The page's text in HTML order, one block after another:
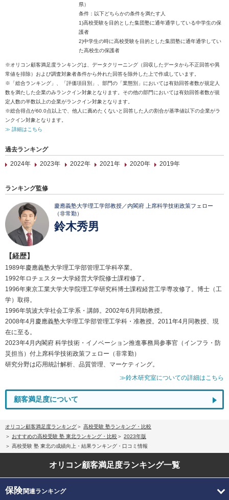
県）
条件：以下どちらかの条件を満たす人
1)高校受験を目的とした集団塾に通年通学している中学生の保
護者
2)中学生の時に高校受験を目的とした集団塾に通年通学してい
た高校生の保護者
※オリコン顧客満足度ランキングは、データクリーニング（回収したデータから不正回答や異
常値を排除）および調査対象者条件から外れた回答を除外した上で作成しています。
※「総合ランキング」、「評価項目別」、部門の「業態別」においては有効回答者数が規定人
数を満たした企業のみランクイン対象となります。その他の部門においては有効回答者数が規
定人数の半数以上の企業がランクイン対象となります。
※総合得点が60.0点以上で、他人に薦めたくないと回答した人の割合が基準値以下の企業がラ
ンクイン対象となります。
≫ 詳細はこちら
過去ランキング
2024年
2023年 2022年 2021年 2020年 2019年
ランキング監修
慶應義塾大学理工学部教授／内閣府 上席科学技術政策フェロー
（非常勤）
鈴木秀男
【経歴】
1989年慶應義塾大学理工学部管理工学科卒業。
1992年ロチェスター大学経営大学院修士課程修了。
1996年東京工業大学大学院理工学研究科博士課程経営工学専攻修了。博士（工
学）取得。
1996年筑波大学社会工学系・講師。2002年6月同助教授。
2008年4月慶應義塾大学理工学部管理工学科・准教授。2011年4月同教授、現
在に至る。
2023年4月内閣府 科学技術・イノベーション推進事務局参事官（インフラ・防
災担当）付上席科学技術政策フェロー（非常勤）
研究分野は応用統計解析、品質管理、マーケティング。
≫鈴木研究室についての詳細はこちら
顧客満足度について
オリコン顧客満足度ランキング
高校受験 塾ランキング・比較
おすすめの高校受験 塾 東北ランキング・比較
2023年版
高校受験 塾 東北の成績向上・結果ランキング・口コミ情報
オリコン顧客満足度ランキング一覧
保険関連ランキング